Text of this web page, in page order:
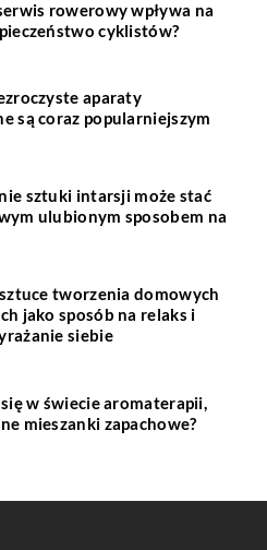
rowerowy wpływa na
cyklistów?
aparaty
są coraz popularniejszym
sztuki intarsji może stać
ulubionym sposobem na
tworzenia domowych
jako sposób na relaks i
siebie
w świecie aromaterapii,
mieszanki zapachowe?